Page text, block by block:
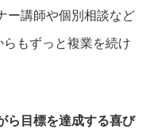
ー講師や個別相談など
もずっと複業を続け
ら目標を達成する喜び